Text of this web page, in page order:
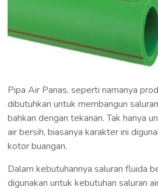
Pipa Air Panas, seperti namanya
dibutuhkan untuk membangun
bahkan dengan tekanan. Tak hanya
air bersih, biasanya karakter ini
kotor buangan.
Dalam kebutuhannya saluran fluida
digunakan untuk kebutuhan saluran